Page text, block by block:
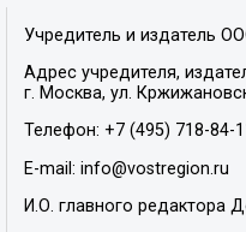
Учредитель и издатель
Адрес учредителя,
г. Москва, ул.
Телефон: +7 (495) 718-84-
E-mail: info@vostregion.ru
И.О. главного редактора